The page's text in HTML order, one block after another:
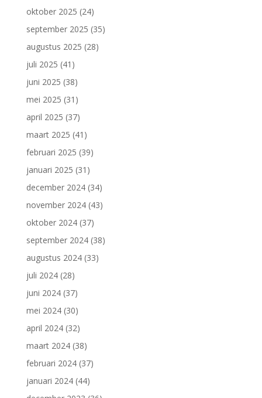
oktober 2025 (24)
september 2025 (35)
augustus 2025 (28)
juli 2025 (41)
juni 2025 (38)
mei 2025 (31)
april 2025 (37)
maart 2025 (41)
februari 2025 (39)
januari 2025 (31)
december 2024(34)
november 2024(43)
oktober 2024(37)
september 2024(38)
augustus 2024(33)
juli 2024(28)
juni 2024(37)
mei 2024(30)
april 2024(32)
maart 2024(38)
februari 2024(37)
januari 2024(44)